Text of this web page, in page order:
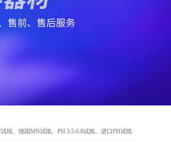
试纸、德国MN试纸、PH 3.5-6.8试纸、进口PH试纸